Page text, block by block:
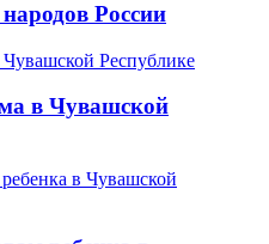
России
в Чувашской